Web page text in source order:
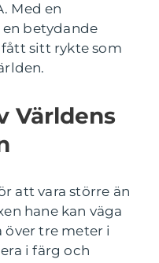
Med en
betydande
sitt rykte som
Världens
att vara större än
hane kan väga
tre meter i
i färg och